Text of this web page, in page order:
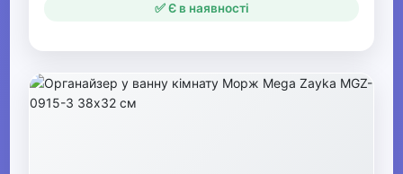
✅ Є в наявності